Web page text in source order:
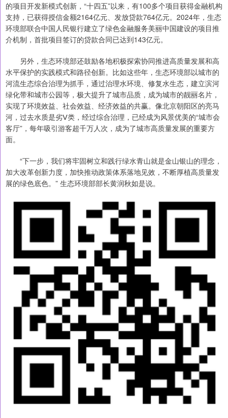
的项目开发新模式创新，“十四五”以来，有100多个项目获得金融机构
支持，已获得授信金额2164亿元、发放贷款764亿元。2024年，生态
环境部联合中国人民银行建立了绿色金融服务美丽中国建设的项目推
介机制，首批项目签订的贷款合同已达到143亿元。
另外，生态环境部还鼓励各地积极探索协同推进高质量发展和高
水平保护的实践模式和路径创新。比如这些年，生态环境部以城市的
河流生态综合治理为抓手，通过治理水环境、修复水生态，建立滨河
绿化带和城市公园等，极大提升了城市品质，成为城市的靓丽名片，
实现了环境效益、社会效益、经济效益的共赢。像北京朝阳区的亮马
河，过去水质是劣Ⅴ类，经过综合治理，已经成为风景优美的“城市会
客厅”，每年吸引游客超千万人次，成为了城市高质量发展的重要方
面。
“下一步，我们将牢固树立和践行绿水青山就是金山银山的理念，
加大改革创新力度，加快推动政策体系落地见效，不断厚植高质量发
展的绿色底色。” 生态环境部部长黄润秋如是说。